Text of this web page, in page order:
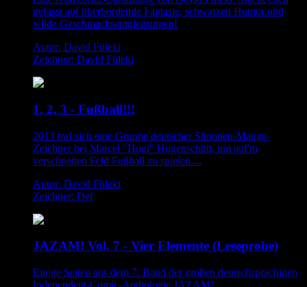
gefasst auf überbordende Fantasie, schwarzen Humor und
wilde Geschmacksentgleisungen!
Autor: David Füleki
Zeichner: David Füleki
1, 2, 3 - Fußball!!!
2013 traf sich eine Gruppe deutscher Shounen-Manga-
Zeichner bei Marcel "Hugi" Hugenschütt, um auf'm
verschneiten Feld Fußball zu spielen....
Autor: David Füleki
Zeichner: Def
JAZAM! Vol. 7 - Vier Elemente (Leseprobe)
Einige Seiten aus dem 7. Band der großen deutschsprachigen